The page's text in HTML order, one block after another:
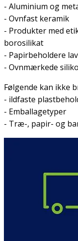
- Aluminium og
- Ovnfast keramik
- Produkter med
borosilikat
- Papirbeholdere
- Ovnmærkede
Følgende kan ikke
- ildfaste
- Emballagetyper
- Træ-, papir- og